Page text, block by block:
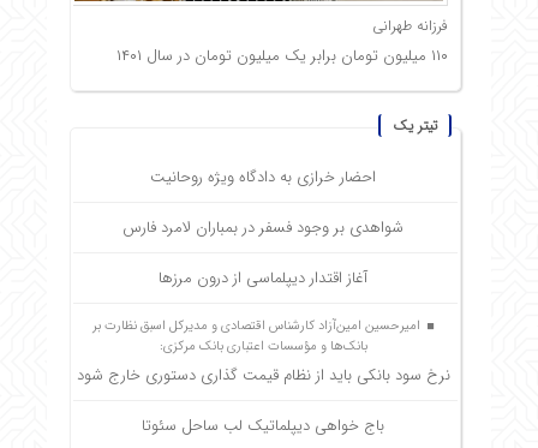
فرزانه طهرانی
۱۱۰ میلیون تومان برابر یک میلیون تومان در سال ۱۴۰۱
تیتر یک
احضار خرازی به دادگاه ویژه روحانیت
شواهدی بر وجود فسفر در بمباران لامرد فارس
آغاز اقتدار دیپلماسی از درون مرزها
امیرحسین امین‌آزاد کارشناس اقتصادی و مدیرکل اسبق نظارت بر
بانک‌ها و مؤسسات اعتباری بانک مرکزی:
نرخ سود بانکی باید از نظام قیمت گذاری دستوری خارج شود
باج خواهی دیپلماتیک لب ساحل سئوتا